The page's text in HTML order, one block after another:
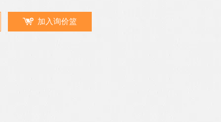
加入询价篮